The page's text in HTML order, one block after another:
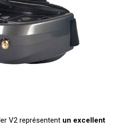
V2 représentent un excellent